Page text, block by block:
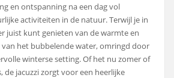
en ontspanning na een dag vol
activiteiten in de natuur. Terwijl je in
juist kunt genieten van de warmte en
het bubbelende water, omringd door
winterse setting. Of het nu zomer of
de jacuzzi zorgt voor een heerlijke